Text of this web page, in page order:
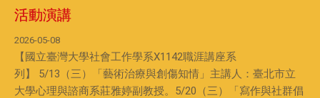
活動演講
2026-05-08
【國立臺灣大學社會工作學系X1142職涯講座系
列】 5/13（三）「藝術治療與創傷知情」主講人：臺北市立
大學心理與諮商系莊雅婷副教授。5/20（三）「寫作與社群倡